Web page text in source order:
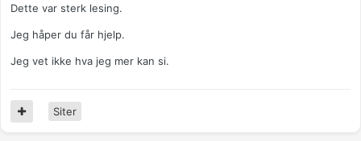
Dette var sterk lesing.
Jeg håper du får hjelp.
Jeg vet ikke hva jeg mer kan si.
Siter